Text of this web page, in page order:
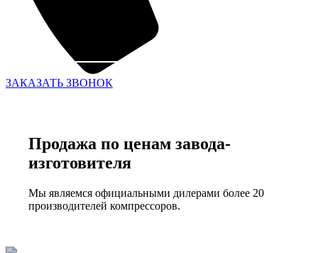
ЗАКАЗАТЬ ЗВОНОК
Продажа по ценам завода-
изготовителя
Мы являемся официальными дилерами более 20
производителей компрессоров.